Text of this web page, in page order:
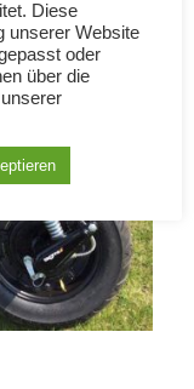
Diese
unserer Website
oder
über die